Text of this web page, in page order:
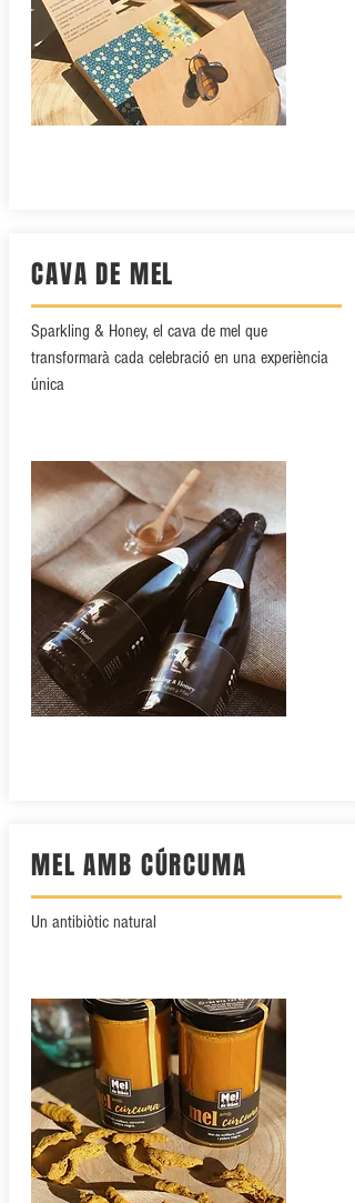
CAVA DE MEL
Sparkling & Honey, el cava de mel que
transformarà cada celebració en una experiència
única
MEL AMB CÚRCUMA
Un antibiòtic natural